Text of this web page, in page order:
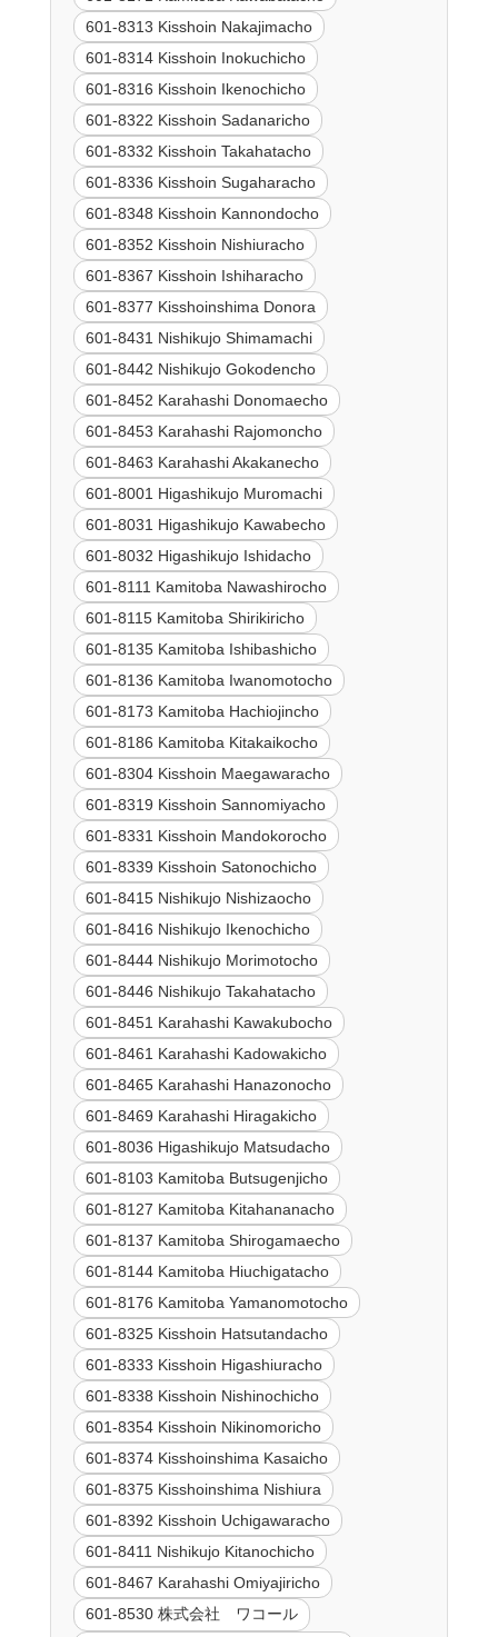
601-8313 Kisshoin Nakajimacho
601-8314 Kisshoin Inokuchicho
601-8316 Kisshoin Ikenochicho
601-8322 Kisshoin Sadanaricho
601-8332 Kisshoin Takahatacho
601-8336 Kisshoin Sugaharacho
601-8348 Kisshoin Kannondocho
601-8352 Kisshoin Nishiuracho
601-8367 Kisshoin Ishiharacho
601-8377 Kisshoinshima Donora
601-8431 Nishikujo Shimamachi
601-8442 Nishikujo Gokodencho
601-8452 Karahashi Donomaecho
601-8453 Karahashi Rajomoncho
601-8463 Karahashi Akakanecho
601-8001 Higashikujo Muromachi
601-8031 Higashikujo Kawabecho
601-8032 Higashikujo Ishidacho
601-8111 Kamitoba Nawashirocho
601-8115 Kamitoba Shirikiricho
601-8135 Kamitoba Ishibashicho
601-8136 Kamitoba Iwanomotocho
601-8173 Kamitoba Hachiojincho
601-8186 Kamitoba Kitakaikocho
601-8304 Kisshoin Maegawaracho
601-8319 Kisshoin Sannomiyacho
601-8331 Kisshoin Mandokorocho
601-8339 Kisshoin Satonochicho
601-8415 Nishikujo Nishizaocho
601-8416 Nishikujo Ikenochicho
601-8444 Nishikujo Morimotocho
601-8446 Nishikujo Takahatacho
601-8451 Karahashi Kawakubocho
601-8461 Karahashi Kadowakicho
601-8465 Karahashi Hanazonocho
601-8469 Karahashi Hiragakicho
601-8036 Higashikujo Matsudacho
601-8103 Kamitoba Butsugenjicho
601-8127 Kamitoba Kitahananacho
601-8137 Kamitoba Shirogamaecho
601-8144 Kamitoba Hiuchigatacho
601-8176 Kamitoba Yamanomotocho
601-8325 Kisshoin Hatsutandacho
601-8333 Kisshoin Higashiuracho
601-8338 Kisshoin Nishinochicho
601-8354 Kisshoin Nikinomoricho
601-8374 Kisshoinshima Kasaicho
601-8375 Kisshoinshima Nishiura
601-8392 Kisshoin Uchigawaracho
601-8411 Nishikujo Kitanochicho
601-8467 Karahashi Omiyajiricho
601-8530 株式会社 ワコール